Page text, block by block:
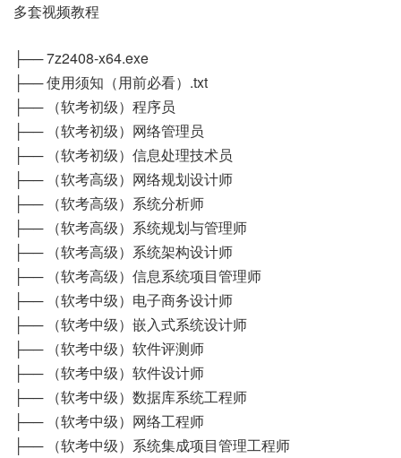
多套视频教程
├── 7z2408-x64.exe
├── 使用须知（用前必看）.txt
├── （软考初级）程序员
├── （软考初级）网络管理员
├── （软考初级）信息处理技术员
├── （软考高级）网络规划设计师
├── （软考高级）系统分析师
├── （软考高级）系统规划与管理师
├── （软考高级）系统架构设计师
├── （软考高级）信息系统项目管理师
├── （软考中级）电子商务设计师
├── （软考中级）嵌入式系统设计师
├── （软考中级）软件评测师
├── （软考中级）软件设计师
├── （软考中级）数据库系统工程师
├── （软考中级）网络工程师
├── （软考中级）系统集成项目管理工程师